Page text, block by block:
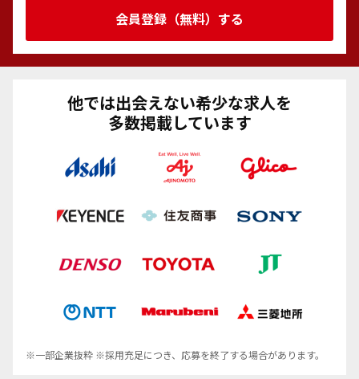
会員登録（無料）する
他では出会えない希少な求人を
多数掲載しています
※一部企業抜粋 ※採用充足につき、応募を終了する場合があります。